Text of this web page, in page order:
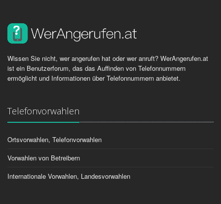
Wissen Sie nicht, wer angerufen hat oder wer anruft? WerAngerufen.at
ist ein Benutzerforum, das das Auffinden von Telefonnummern
ermöglicht und Informationen über Telefonnummern anbietet.
Telefonvorwahlen
Ortsvorwahlen, Telefonvorwahlen
Vorwahlen von Betreibern
Internationale Vorwahlen, Landesvorwahlen